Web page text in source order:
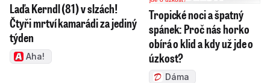
Laďa Kerndl (81) v slzách!
Čtyři mrtví kamarádi za jediný
týden
Aha!
Tropické noci a špatný
spánek: Proč nás horko
obírá o klid a kdy už jde o
úzkost?
Dáma